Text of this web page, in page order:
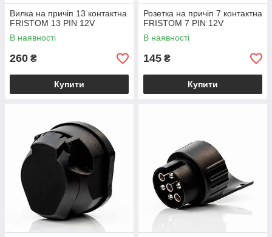
Вилка на причіп 13 контактна
FRISTOM 13 PIN 12V
В наявності
260 ₴
Купити
Розетка на причіп 7 контактна
FRISTOM 7 PIN 12V
В наявності
145 ₴
Купити